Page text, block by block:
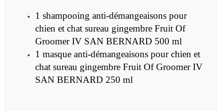
1 shampooing anti-démangeaisons pour
chien et chat sureau gingembre Fruit Of
Groomer IV SAN BERNARD 500 ml
1 masque anti-démangeaisons pour chien et
chat sureau gingembre Fruit Of Groomer IV
SAN BERNARD 250 ml